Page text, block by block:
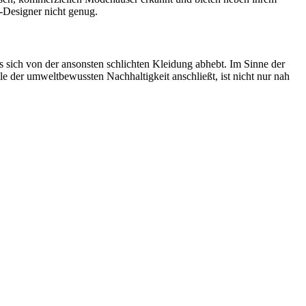
nicht genug.
von der ansonsten schlichten Kleidung abhebt. Im Sinne der
der umweltbewussten Nachhaltigkeit anschließt, ist nicht nur nah